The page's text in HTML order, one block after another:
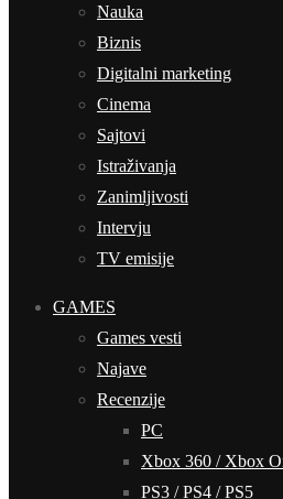
Nauka
Biznis
Digitalni marketing
Cinema
Sajtovi
Istraživanja
Zanimljivosti
Intervju
TV emisije
GAMES
Games vesti
Najave
Recenzije
PC
Xbox 360 / Xbox
PS3 / PS4 / PS5